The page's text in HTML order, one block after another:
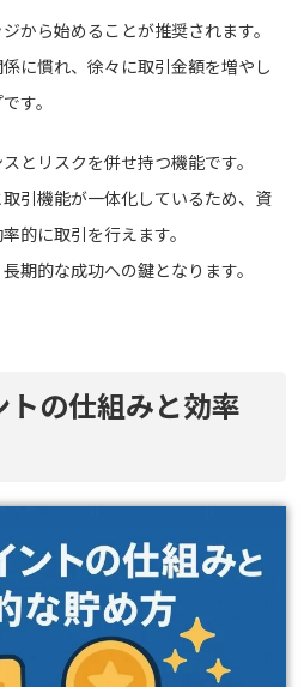
から始めることが推奨されます。
に慣れ、徐々に取引金額を増やし
す。
とリスクを併せ持つ機能です。
引機能が一体化しているため、資
的に取引を行えます。
期的な成功への鍵となります。
トの仕組みと効率